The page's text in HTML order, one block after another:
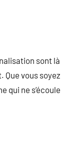
sont là
Que vous soyez
qui ne s’écoule